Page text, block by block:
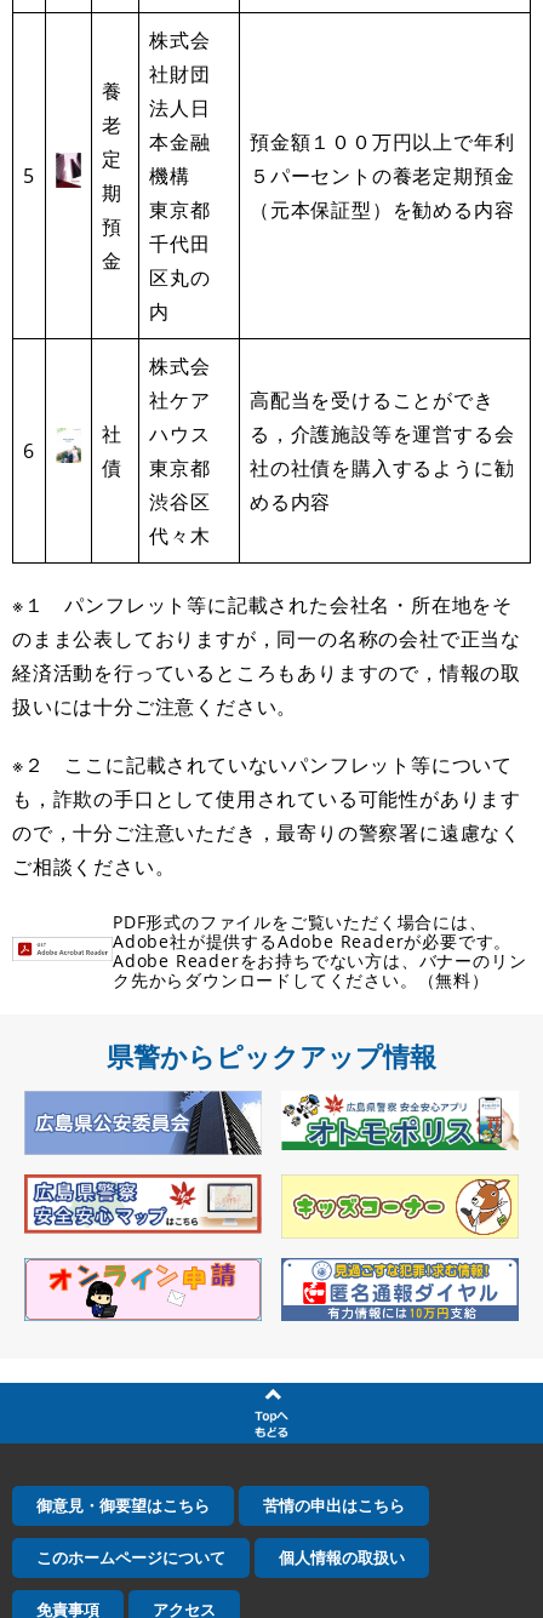
5
養
老
定
期
預
金
株式会
社財団
法人日
本金融
機構
東京都
千代田
区丸の
内
預金額１００万円以上で年利
５パーセントの養老定期預金
（元本保証型）を勧める内容
6
社
債
株式会
社ケア
ハウス
東京都
渋谷区
代々木
高配当を受けることができ
る，介護施設等を運営する会
社の社債を購入するように勧
める内容
※１ パンフレット等に記載された会社名・所在地をそ
のまま公表しておりますが，同一の名称の会社で正当な
経済活動を行っているところもありますので，情報の取
扱いには十分ご注意ください。
※２ ここに記載されていないパンフレット等について
も，詐欺の手口として使用されている可能性があります
ので，十分ご注意いただき，最寄りの警察署に遠慮なく
ご相談ください。
PDF形式のファイルをご覧いただく場合には、
Adobe社が提供するAdobe Readerが必要です。
Adobe Readerをお持ちでない方は、バナーのリン
ク先からダウンロードしてください。（無料）
県警からピックアップ情報
御意見・御要望はこちら 苦情の申出はこちら
このホームページについて 個人情報の取扱い
免責事項 アクセス